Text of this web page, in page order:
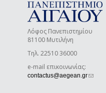
Λόφος Πανεπιστημίου
81100 Μυτιλήνη
Τηλ. 22510 36000
e-mail επικοινωνίας:
contactus@aegean.gr(link